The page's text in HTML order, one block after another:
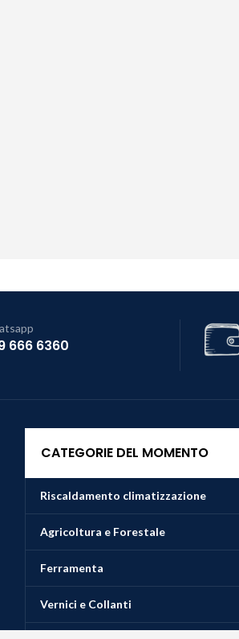
666 6360
CATEGORIE DEL MOMENTO
Riscaldamento climatizzazione
Agricoltura e Forestale
Ferramenta
Vernici e Collanti